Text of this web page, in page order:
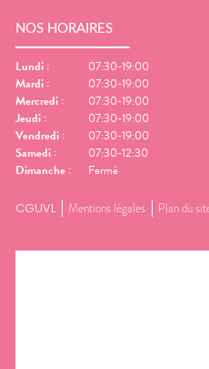
NOS HORAIRES
Lundi :
07:30-19:00
Mardi :
07:30-19:00
Mercredi :
07:30-19:00
Jeudi :
07:30-19:00
Vendredi :
07:30-19:00
Samedi :
07:30-12:30
Dimanche : Fermé
CGUVL Mentions légales Plan du